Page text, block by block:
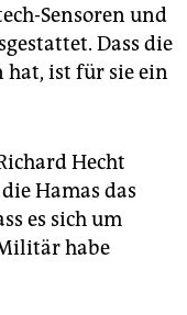
Sensoren und
Dass die
hat, ist für sie ein
Hecht
Hamas das
es sich um
habe